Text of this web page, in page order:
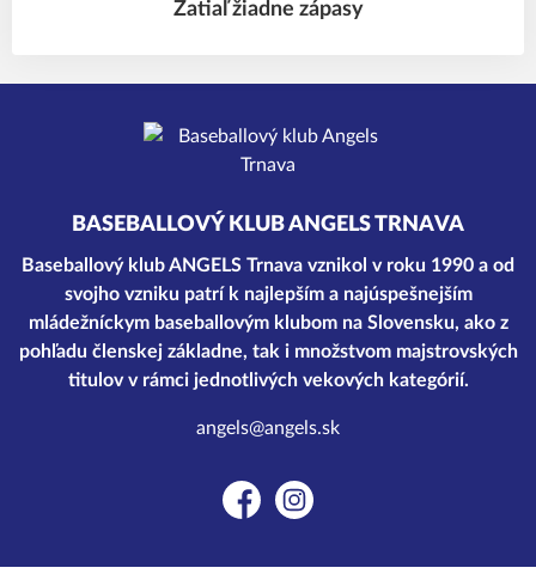
Zatiaľ žiadne zápasy
BASEBALLOVÝ KLUB ANGELS TRNAVA
Baseballový klub ANGELS Trnava vznikol v roku 1990 a od
svojho vzniku patrí k najlepším a najúspešnejším
mládežníckym baseballovým klubom na Slovensku, ako z
pohľadu členskej základne, tak i množstvom majstrovských
titulov v rámci jednotlivých vekových kategórií.
angels@angels.sk
FacebookInstagram